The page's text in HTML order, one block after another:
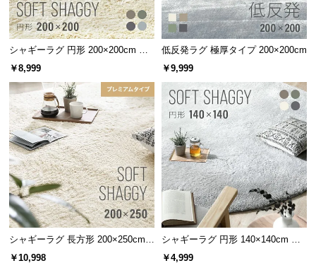
シャギーラグ 円形 200×200cm 洗
える 防音 防ダニ 抗菌防臭 滑り止
￥8,999
低反発ラグ 極厚タイプ 200×200cm
￥9,999
シャギーラグ 長方形 200×250cm
洗える 防音 防ダニ 抗菌防臭 滑り
止め付き プレミアムタイプ
￥10,998
シャギーラグ 円形 140×140cm 洗
える 防音 防ダニ 抗菌防臭 滑り止
め付き
￥4,999